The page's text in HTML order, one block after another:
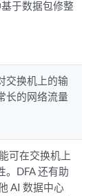
于数据包修整
交换机上的输
长的网络流量
可在交换机上
。DFA 还有助
AI 数据中心